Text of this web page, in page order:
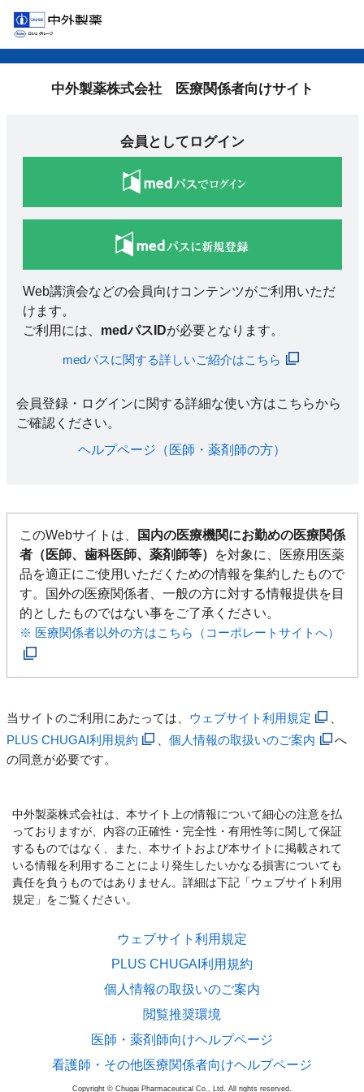
中外製薬株式会社 医療関係者向けサイト
会員としてログイン
Web講演会などの会員向けコンテンツがご利用いただ
けます。
ご利用には、 medパスIDが必要となります。
medパスに関する詳しいご紹介はこちら
会員登録・ログインに関する詳細な使い方はこちらから
ご確認ください。​
ヘルプページ（医師・薬剤師の方）​
このWebサイトは、
国内の医療機関にお勤めの医療関係
者（医師、歯科医師、薬剤師等）
を対象に、医療用医薬
品を適正にご使用いただくための情報を集約したもので
す。国外の医療関係者、一般の方に対する情報提供を目
的としたものではない事をご了承ください。
※ 医療関係者以外の方はこちら（コーポレートサイトへ）
当サイトのご利用にあたっては、 ウェブサイト利用規定
PLUS CHUGAI利用規約
、個人情報の取扱いのご案内
へ
の同意が必要です。
中外製薬株式会社は、本サイト上の情報について細心の注意を払
っておりますが、内容の正確性・完全性・有用性等に関して保証
するものではなく、また、本サイトおよび本サイトに掲載されて
いる情報を利用することにより発生したいかなる損害についても
責任を負うものではありません。詳細は下記「ウェブサイト利用
規定」をご覧ください。
ウェブサイト利用規定
PLUS CHUGAI利用規約
個人情報の取扱いのご案内
閲覧推奨環境
医師・薬剤師向けヘルプページ
看護師・その他医療関係者向けヘルプページ
Copyright © Chugai Pharmaceutical Co., Ltd. All rights reserved.